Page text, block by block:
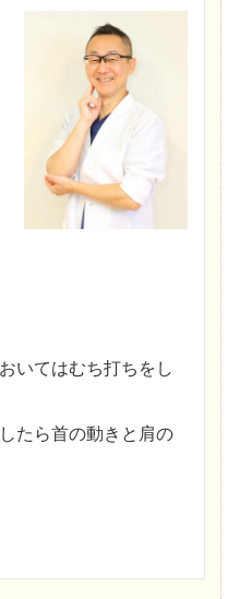
いてはむち打ちをし
たら首の動きと肩の